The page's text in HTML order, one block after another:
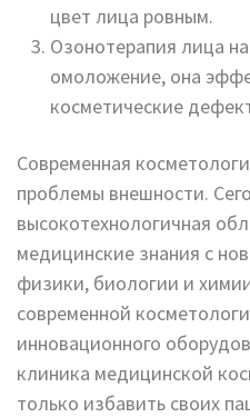
цвет лица ровным.
Озонотерапия лица
омоложение, она
косметические
Современная
проблемы внешности.
высокотехнологичная
медицинские знания с
физики, биологии и
современной
инновационного
клиника медицинской
только избавить своих